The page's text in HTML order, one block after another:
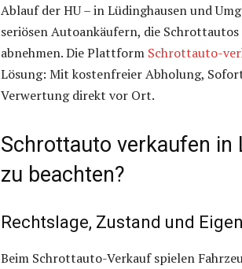
Ablauf der HU – in Lüdinghausen und
seriösen Autoankäufern, die
abnehmen. Die Plattform Schrottauto-
Lösung: Mit kostenfreier Abholung,
Verwertung direkt vor Ort.
Schrottauto verkaufen in
zu beachten?
Rechtslage, Zustand und
Beim Schrottauto-Verkauf spielen